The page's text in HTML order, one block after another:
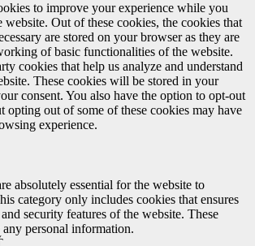
to improve your experience while you
website. Out of these cookies, the cookies that
are stored on your browser as they are
of basic functionalities of the website.
cookies that help us analyze and understand
These cookies will be stored in your
consent. You also have the option to opt-out
opting out of some of these cookies may have
experience.
absolutely essential for the website to
category only includes cookies that ensures
security features of the website. These
personal information.